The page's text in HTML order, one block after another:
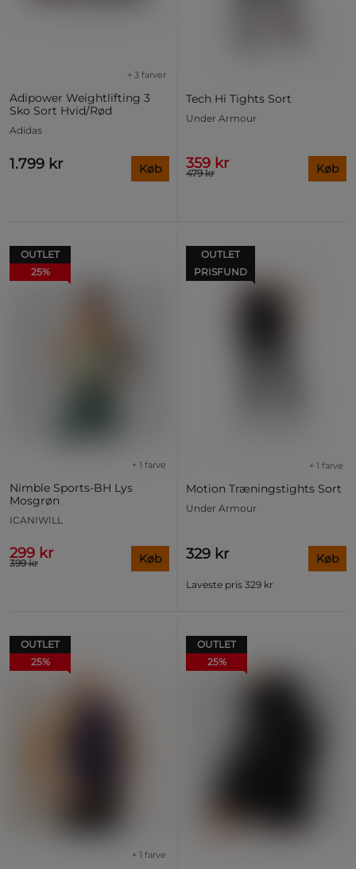
Adipower Weightlifting 3
Sko Sort Hvid/Rød
+ 3 farver
Adidas
1.799 kr Køb
Tech Hi Tights Sort
Under Armour
359 kr
479 kr Køb
OUTLET
25%
Nimble Sports-BH Lys
Mosgrøn
+ 1 farve
ICANIWILL
299 kr
399 kr Køb
OUTLET
PRISFUND
Motion Træningstights Sort
+ 1 farve
Under Armour
329 kr
Laveste pris 329 kr
Køb
OUTLET
25%
+ 1 farve
OUTLET
25%